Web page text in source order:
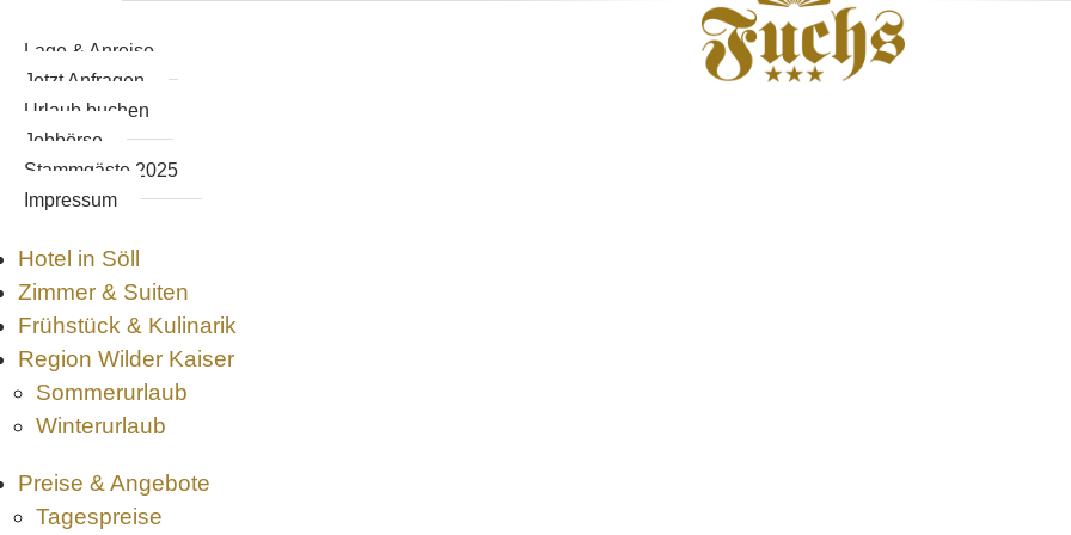
DE Zimmer
& Suiten
Frühstück
& Kulinarik
Sommerurlaub
Winterurlaub
Tagespreise
WinterAngebote
SommerAngebote
UrlaubsAngebote
Kontakt
& Anfrage
Lage & Anreise
Jetzt Anfragen
Urlaub buchen
Jobbörse
Stammgäste 2025
Impressum
Hotel in Söll
Zimmer & Suiten
Frühstück & Kulinarik
Region Wilder Kaiser
Sommerurlaub
Winterurlaub
Preise & Angebote
Tagespreise